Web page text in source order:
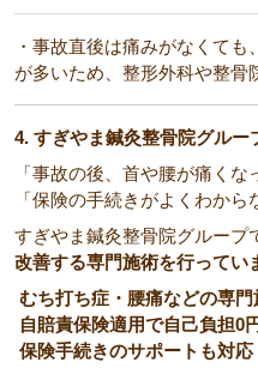
・事故直後は痛みがなくて
が多いため、整形外科や整骨
4. すぎやま鍼灸整骨院グルー
「事故の後、首や腰が痛くな
「保険の手続きがよくわから
すぎやま鍼灸整骨院グループ
改善する専門施術を行ってい
むち打ち症・腰痛などの専門
自賠責保険適用で自己負担0
保険手続きのサポートも対応